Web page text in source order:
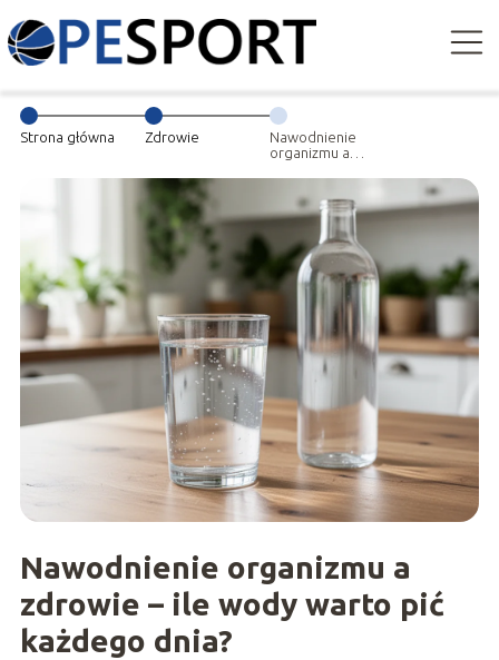
Strona główna Zdrowie
Nawodnienie
organizmu a
każdego dnia?
Nawodnienie organizmu a
zdrowie – ile wody warto pić
każdego dnia?